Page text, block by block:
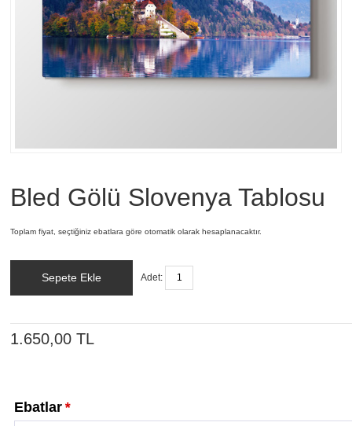
Bled Gölü Slovenya Tablosu
Toplam fiyat, seçtiğiniz ebatlara göre otomatik olarak hesaplanacaktır.
Sepete Ekle Adet:
1.650,00 TL
*
Ebatlar